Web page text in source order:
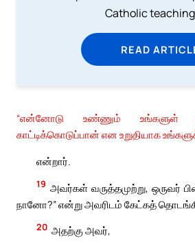
Catholic
READ
“என்னோடு உண்ணும்
காட்டிக்கொடுப்பான் என உறுதியாக
என்றார்.
19 அவர்கள் வருத்தமுற்று, ஒருவர்
நானோ?” என்று அவரிடம் கேட்கத்
20 அதற்கு அவர்,